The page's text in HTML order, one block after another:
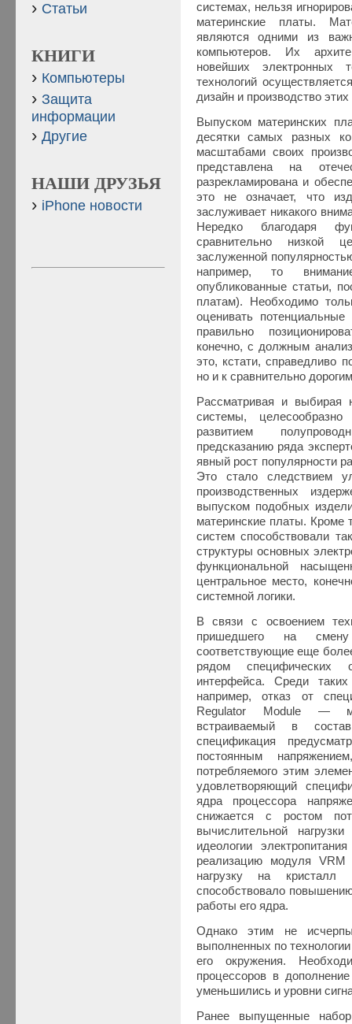
системах, нельзя
материнские платы.
являются одними из
компьютеров. Их
новейших электронных
технологий
дизайн и производство этих
Выпуском материнских
десятки самых разных
масштабами своих
представлена на
разрекламирована и
это не означает, что
заслуживает никакого
Нередко благодаря
сравнительно низкой
заслуженной
например, то
опубликованные статьи,
платам). Необходимо
оценивать
правильно
конечно, с должным
это, кстати, справедливо
но и к сравнительно
Рассматривая и выбирая
системы,
развитием
предсказанию ряда
явный рост популярности
Это стало следствием
производственных
выпуском подобных
материнские платы. Кроме
систем способствовали
структуры основных
функциональной
центральное место,
системной логики.
В связи с освоением
пришедшего на
соответствующие еще
рядом специфических
интерфейса. Среди
например, отказ от
Regulator Module —
встраиваемый в
спецификация
постоянным
потребляемого этим
удовлетворяющий
ядра процессора
снижается с ростом
вычислительной
идеологии
реализацию модуля VRM
нагрузку на кристалл
способствовало
работы его ядра.
Однако этим не
выполненных по
его окружения.
процессоров в
уменьшились и уровни
Ранее выпущенные
Статьи
КНИГИ
Компьютеры
Защита
информации
Другие
НАШИ ДРУЗЬЯ
iPhone новости